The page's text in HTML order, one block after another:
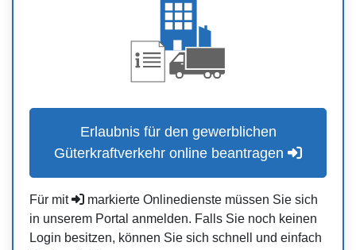
Erlaubnis für den gewerblichen
Güterkraftverkehr online beantragen
Für mit
markierte Onlinedienste müssen Sie sich
in unserem Portal anmelden. Falls Sie noch keinen
Login besitzen, können Sie sich schnell und einfach